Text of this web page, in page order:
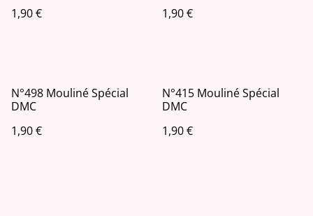
1,90 €
1,90 €
N°498 Mouliné Spécial
DMC
1,90 €
N°415 Mouliné Spécial
DMC
1,90 €